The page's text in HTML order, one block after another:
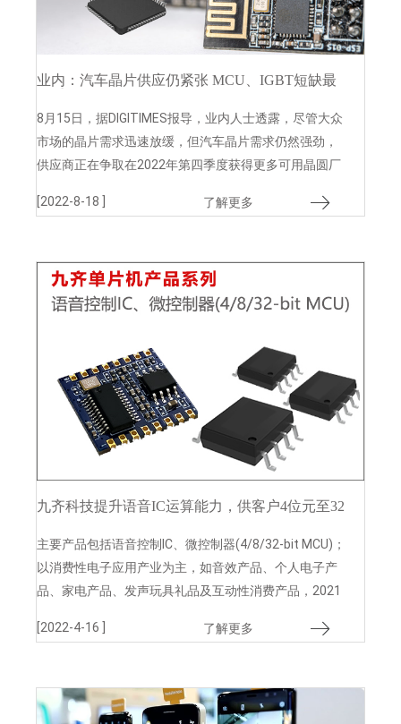
业内：汽车晶片供应仍紧张 MCU、IGBT短缺最
8月15日，据DIGITIMES报导，业内人士透露，尽管大众
市场的晶片需求迅速放缓，但汽车晶片需求仍然强劲，
供应商正在争取在2022年第四季度获得更多可用晶圆厂
了解更多
[2022-8-18 ]
九齐科技提升语音IC运算能力，供客户4位元至32
主要产品包括语音控制IC、微控制器(4/8/32-bit MCU)；
以消费性电子应用产业为主，如音效产品、个人电子产
品、家电产品、发声玩具礼品及互动性消费产品，2021
费性产品约占28%、玩具约占20%、家庭应用约占16%
了解更多
[2022-4-16 ]